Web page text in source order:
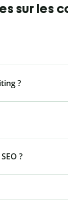
sur les
?
?